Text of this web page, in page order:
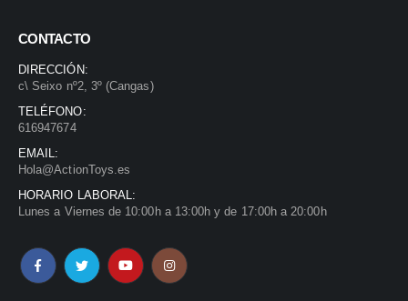
CONTACTO
DIRECCIÓN:
c\ Seixo nº2, 3º (Cangas)
TELÉFONO:
616947674
EMAIL:
Hola@ActionToys.es
HORARIO LABORAL:
Lunes a Viernes de 10:00h a 13:00h y de 17:00h a 20:00h